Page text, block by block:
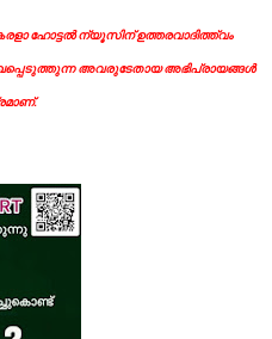
ഹോട്ടൽ ന്യൂസിന് ഉത്തരവാദിത്ത്വം
അവരുടേതായ അഭിപ്രായങ്ങൾ